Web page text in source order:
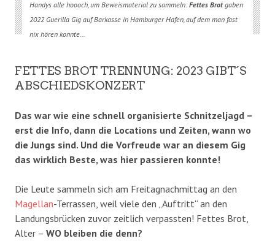
Handys alle hoooch, um Beweismaterial zu sammeln:Fettes Brotgaben
2022 Guerilla Gig auf Barkasse in Hamburger Hafen, auf dem man fast
nix hören konnte…
FETTES BROT TRENNUNG: 2023 GIBT´S
ABSCHIEDSKONZERT
Das war wie eine schnell organisierte Schnitzeljagd –
erst die Info, dann die Locations und Zeiten, wann wo
die Jungs sind. Und die Vorfreude war an diesem Gig
das wirklich Beste, was hier passieren konnte!
Die Leute sammeln sich am Freitagnachmittag an den
Magellan-Terrassen, weil viele den „Auftritt“ an den
Landungsbrücken zuvor zeitlich verpassten! Fettes Brot,
Alter – WO bleiben die denn?